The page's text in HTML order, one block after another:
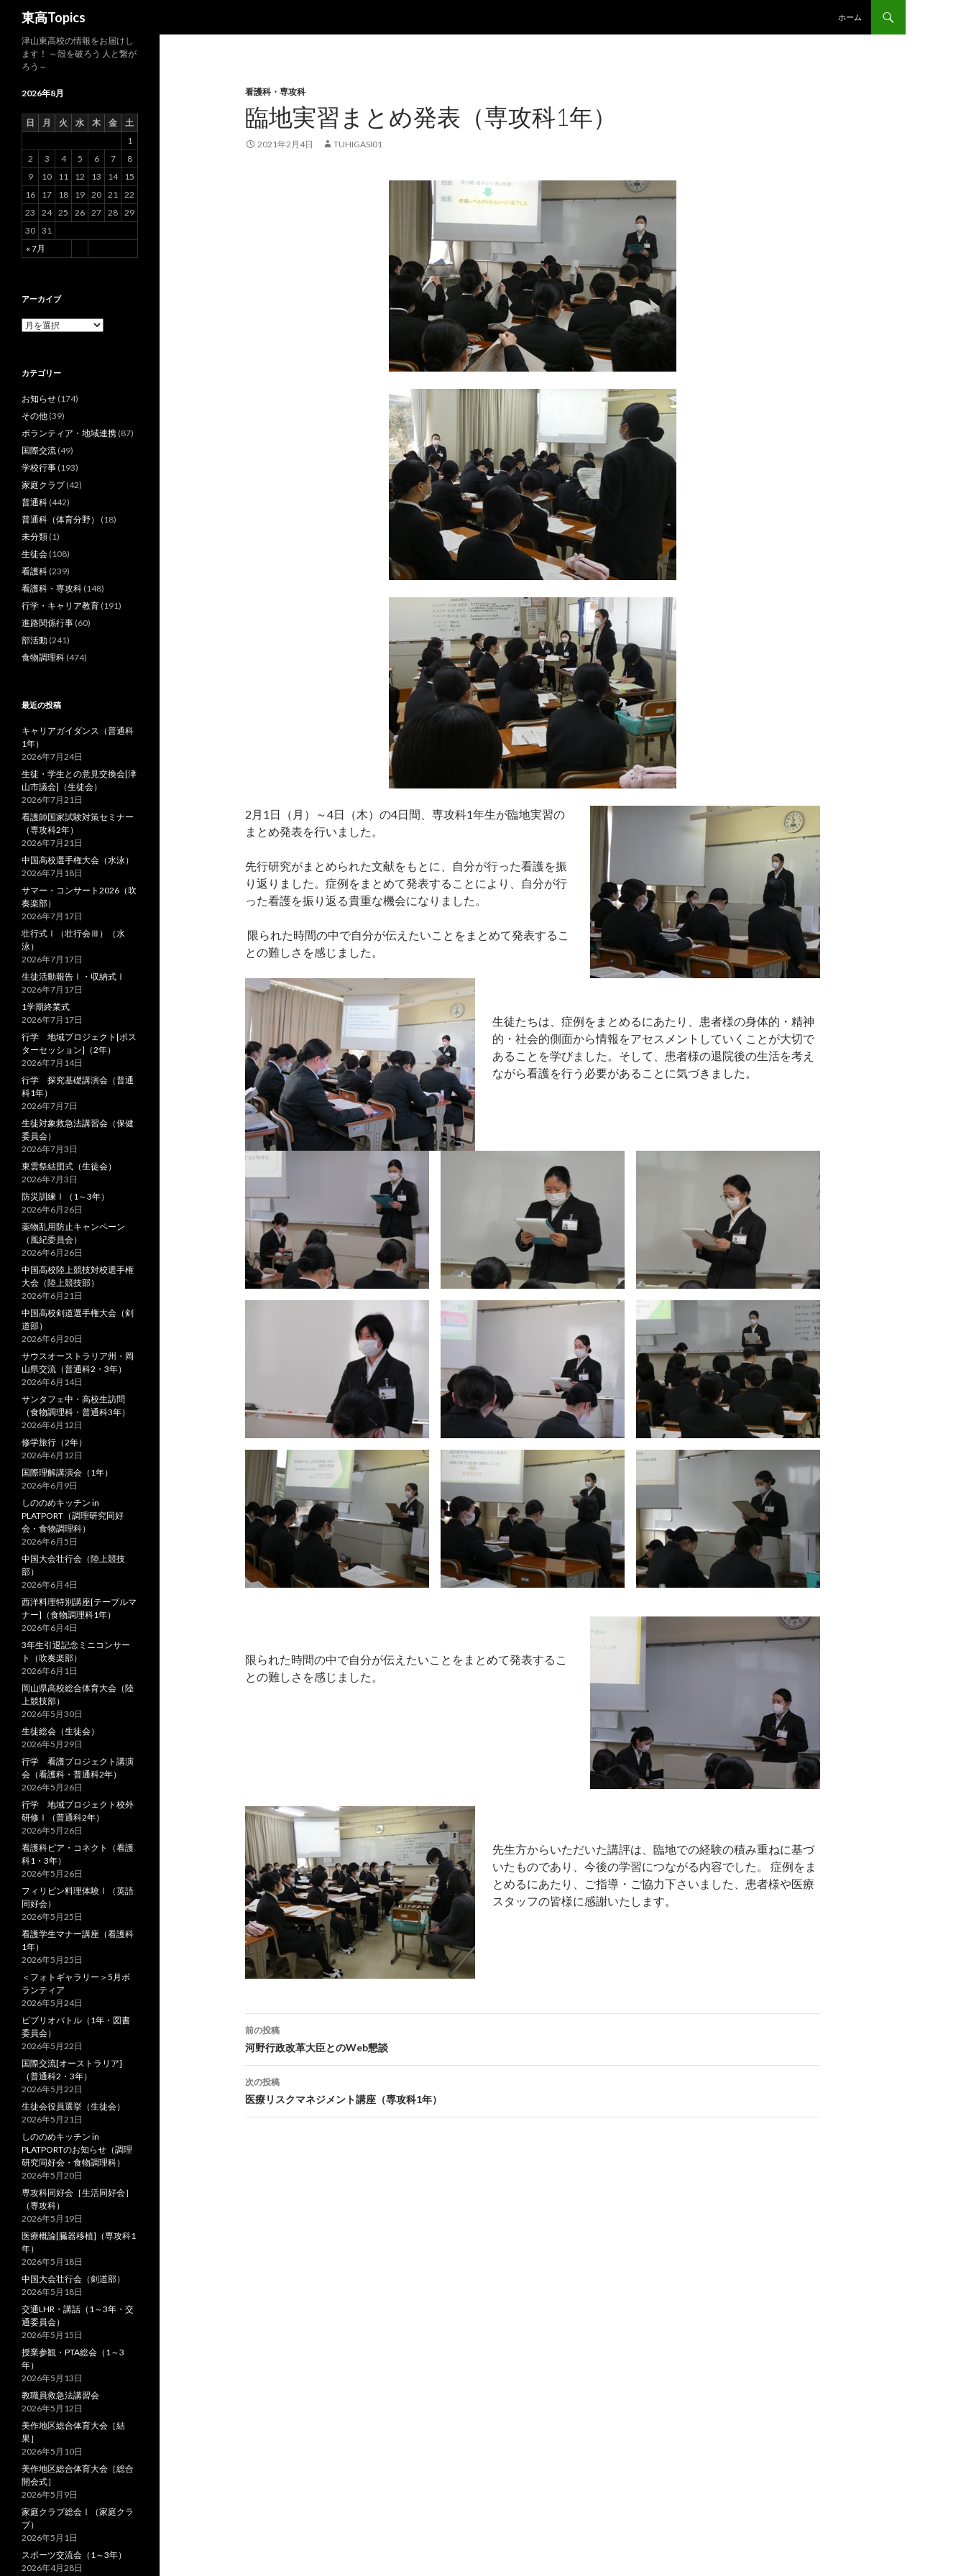
東高Topics
ホーム
看護科・専攻科
臨地実習まとめ発表（専攻科1年）
2021年2月4日 TUHIGASI01
2月1日（月）～4日（木）の4日間、専攻科1年生が臨地実習の
まとめ発表を行いました。
先行研究がまとめられた文献をもとに、自分が行った看護を振
り返りました。症例をまとめて発表することにより、自分が行
った看護を振り返る貴重な機会になりました。
限られた時間の中で自分が伝えたいことをまとめて発表するこ
との難しさを感じました。
生徒たちは、症例をまとめるにあたり、患者様の身体的・精神
的・社会的側面から情報をアセスメントしていくことが大切で
あることを学びました。そして、患者様の退院後の生活を考え
ながら看護を行う必要があることに気づきました。
限られた時間の中で自分が伝えたいことをまとめて発表するこ
との難しさを感じました。
先生方からいただいた講評は、臨地での経験の積み重ねに基づ
いたものであり、今後の学習につながる内容でした。 症例をま
とめるにあたり、ご指導・ご協力下さいました、患者様や医療
スタッフの皆様に感謝いたします。
投
稿
ナ
前の投稿
河野行政改革大臣とのWeb懇談
次の投稿
医療リスクマネジメント講座（専攻科1年）
津山東高校の情報をお届けし
ます！ ～殻を破ろう 人と繋が
ろう～
2026年8月
日 月 火 水 木 金 土
« 7月
1
2
3 4 5 6 7
8
9
10 11 12 13 14
15
16
17 18 19 20 21 22
23
24 25 26 27 28 29
30 31
アーカイブ
ア
ブ
カテゴリー
お知らせ (174)
その他 (39)
ボランティア・地域連携 (87)
国際交流 (49)
学校行事 (193)
家庭クラブ (42)
普通科 (442)
普通科（体育分野）
(18)
未分類 (1)
生徒会 (108)
看護科 (239)
看護科・専攻科 (148)
行学・キャリア教育 (191)
進路関係行事 (60)
部活動 (241)
食物調理科 (474)
最近の投稿
キャリアガイダンス（普通科
1年）
2026年7月24日
生徒・学生との意見交換会[津
山市議会]（生徒会）
2026年7月21日
看護師国家試験対策セミナー
（専攻科2年）
2026年7月21日
中国高校選手権大会（水泳）
2026年7月18日
サマー・コンサート2026（吹
奏楽部）
2026年7月17日
壮行式Ⅰ（壮行会Ⅲ）（水
泳）
2026年7月17日
生徒活動報告Ⅰ・収納式Ⅰ
2026年7月17日
1学期終業式
2026年7月17日
行学 地域プロジェクト[ポス
ターセッション]（2年）
2026年7月14日
行学 探究基礎講演会（普通
科1年）
2026年7月7日
生徒対象救急法講習会（保健
委員会）
2026年7月3日
東雲祭結団式（生徒会）
2026年7月3日
防災訓練Ⅰ（1～3年）
2026年6月26日
薬物乱用防止キャンペーン
（風紀委員会）
2026年6月26日
中国高校陸上競技対校選手権
大会（陸上競技部）
2026年6月21日
中国高校剣道選手権大会（剣
道部）
2026年6月20日
サウスオーストラリア州・岡
山県交流（普通科2・3年）
2026年6月14日
サンタフェ中・高校生訪問
（食物調理科・普通科3年）
2026年6月12日
修学旅行（2年）
2026年6月12日
国際理解講演会（1年）
2026年6月9日
しののめキッチン in
PLATPORT（調理研究同好
会・食物調理科）
2026年6月5日
中国大会壮行会（陸上競技
部）
2026年6月4日
西洋料理特別講座[テーブルマ
ナー]（食物調理科1年）
2026年6月4日
3年生引退記念ミニコンサー
ト（吹奏楽部）
2026年6月1日
岡山県高校総合体育大会（陸
上競技部）
2026年5月30日
生徒総会（生徒会）
2026年5月29日
行学 看護プロジェクト講演
会（看護科・普通科2年）
2026年5月26日
行学 地域プロジェクト校外
研修Ⅰ（普通科2年）
2026年5月26日
看護科ピア・コネクト（看護
科1・3年）
2026年5月26日
フィリピン料理体験Ⅰ（英語
同好会）
2026年5月25日
看護学生マナー講座（看護科
1年）
2026年5月25日
＜フォトギャラリー＞5月ボ
ランティア
2026年5月24日
ビブリオバトル（1年・図書
委員会）
2026年5月22日
国際交流[オーストラリア]
（普通科2・3年）
2026年5月22日
生徒会役員選挙（生徒会）
2026年5月21日
しののめキッチン in
PLATPORTのお知らせ（調理
研究同好会・食物調理科）
2026年5月20日
専攻科同好会［生活同好会］
（専攻科）
2026年5月19日
医療概論[臓器移植]（専攻科1
年）
2026年5月18日
中国大会壮行会（剣道部）
2026年5月18日
交通LHR・講話（1～3年・交
通委員会）
2026年5月15日
授業参観・PTA総会（1～3
年）
2026年5月13日
教職員救急法講習会
2026年5月12日
美作地区総合体育大会［結
果］
2026年5月10日
美作地区総合体育大会［総合
開会式］
2026年5月9日
家庭クラブ総会Ⅰ（家庭クラ
ブ）
2026年5月1日
スポーツ交流会（1～3年）
2026年4月28日